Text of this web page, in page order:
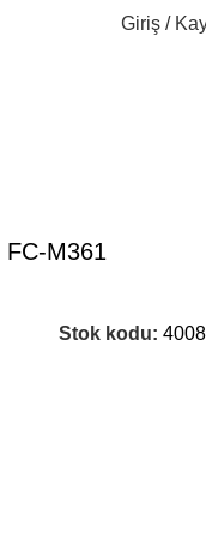
Giriş /
FC-M361
Stok kodu: 4008